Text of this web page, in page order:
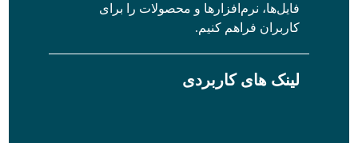
فایل‌ها، نرم‌افزارها و محصولات را برای
کاربران فراهم کنیم.
لینک های کاربردی